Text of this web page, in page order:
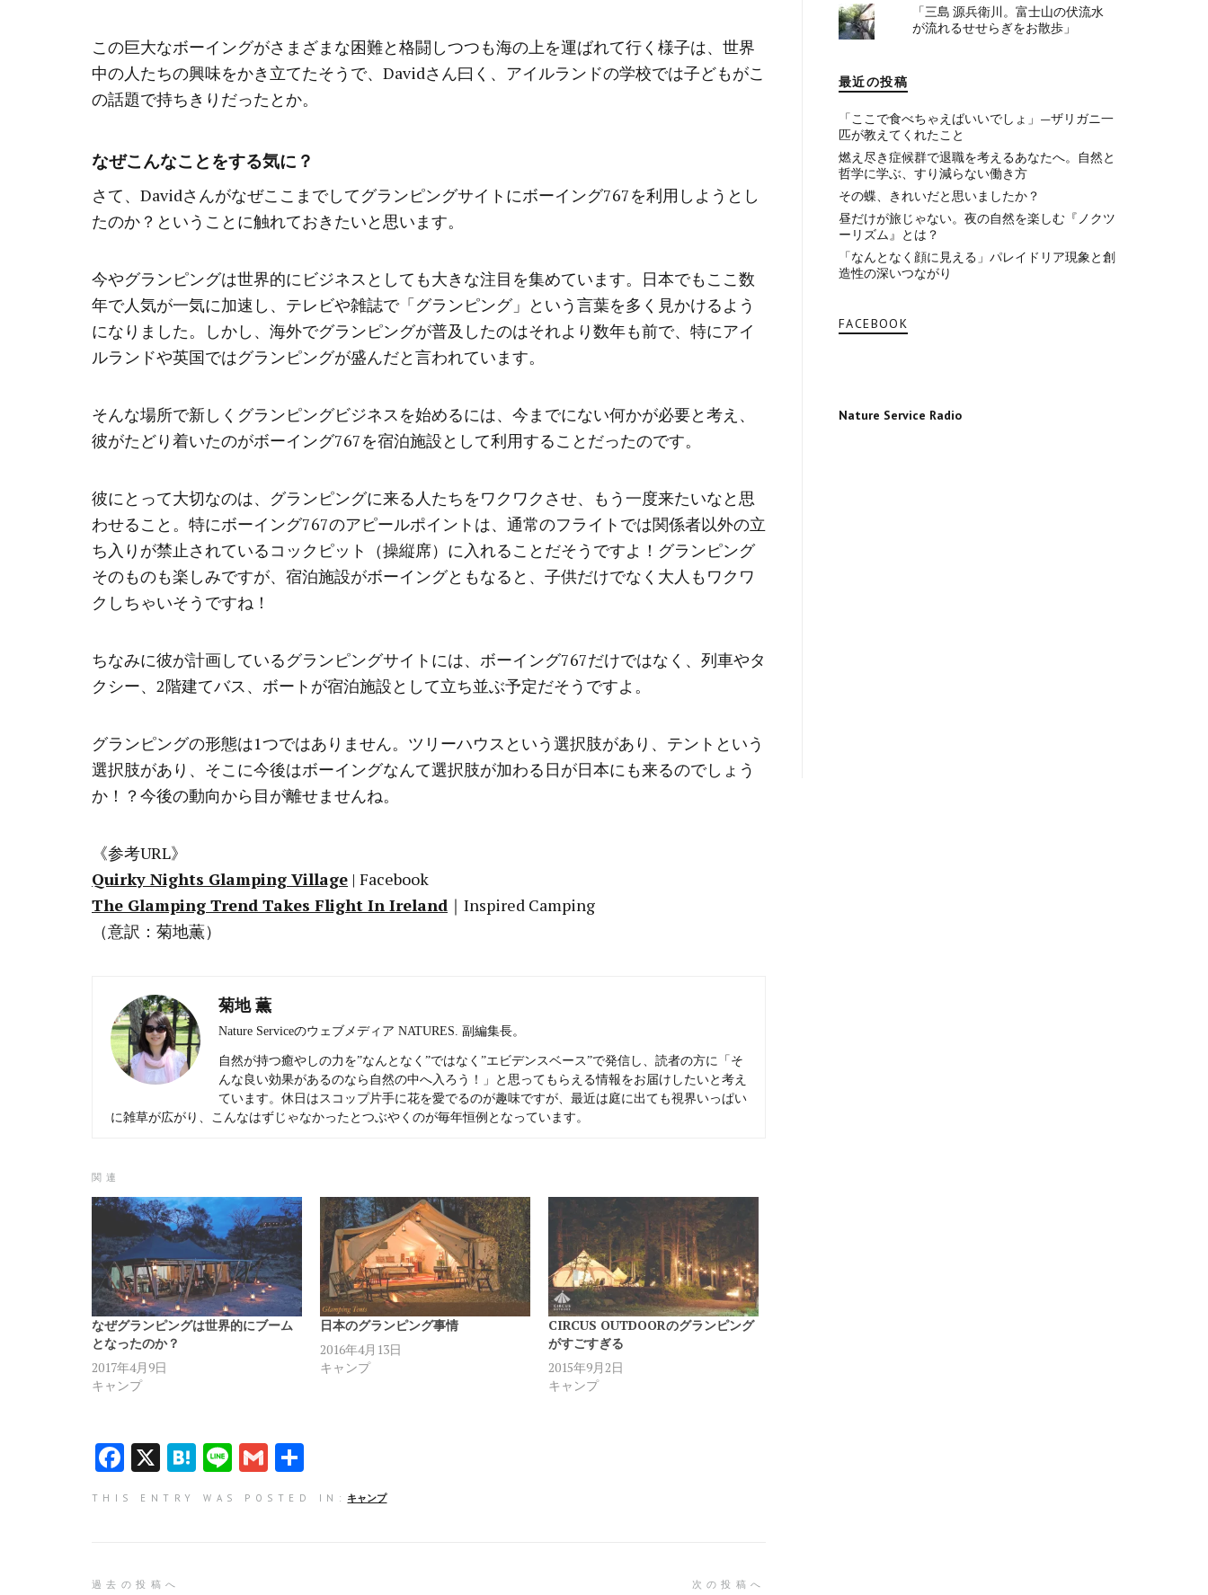
この巨大なボーイングがさまざまな困難と格闘しつつも海の上を運ばれて行く様子は、世界
中の人たちの興味をかき立てたそうで、Davidさん曰く、アイルランドの学校では子どもがこ
の話題で持ちきりだったとか。
なぜこんなことをする気に？
さて、Davidさんがなぜここまでしてグランピングサイトにボーイング767を利用しようとし
たのか？ということに触れておきたいと思います。
今やグランピングは世界的にビジネスとしても大きな注目を集めています。日本でもここ数
年で人気が一気に加速し、テレビや雑誌で「グランピング」という言葉を多く見かけるよう
になりました。しかし、海外でグランピングが普及したのはそれより数年も前で、特にアイ
ルランドや英国ではグランピングが盛んだと言われています。
そんな場所で新しくグランピングビジネスを始めるには、今までにない何かが必要と考え、
彼がたどり着いたのがボーイング767を宿泊施設として利用することだったのです。
彼にとって大切なのは、グランピングに来る人たちをワクワクさせ、もう一度来たいなと思
わせること。特にボーイング767のアピールポイントは、通常のフライトでは関係者以外の立
ち入りが禁止されているコックピット（操縦席）に入れることだそうですよ！グランピング
そのものも楽しみですが、宿泊施設がボーイングともなると、子供だけでなく大人もワクワ
クしちゃいそうですね！
ちなみに彼が計画しているグランピングサイトには、ボーイング767だけではなく、列車やタ
クシー、2階建てバス、ボートが宿泊施設として立ち並ぶ予定だそうですよ。
グランピングの形態は1つではありません。ツリーハウスという選択肢があり、テントという
選択肢があり、そこに今後はボーイングなんて選択肢が加わる日が日本にも来るのでしょう
か！？今後の動向から目が離せませんね。
《参考URL》
Quirky Nights Glamping Village | Facebook
The Glamping Trend Takes Flight In Ireland ｜Inspired Camping
（意訳：菊地薫）
菊地 薫
Nature Serviceのウェブメディア NATURES. 副編集長。
自然が持つ癒やしの力を”なんとなく”ではなく”エビデンスベース”で発信し、読者の方に「そ
んな良い効果があるのなら自然の中へ入ろう！」と思ってもらえる情報をお届けしたいと考え
ています。休日はスコップ片手に花を愛でるのが趣味ですが、最近は庭に出ても視界いっぱい
に雑草が広がり、こんなはずじゃなかったとつぶやくのが毎年恒例となっています。
関連
なぜグランピングは世界的にブーム
となったのか？
2017年4月9日
キャンプ
日本のグランピング事情
2016年4月13日
キャンプ
CIRCUS OUTDOORのグランピング
がすごすぎる
2015年9月2日
キャンプ
F
a
o
X H
at
Li
n
G
m 有
THIS ENTRY WAS POSTED IN: キャンプ
過去の投稿へ 次の投稿へ
「三島 源兵衛川。富士山の伏流水
が流れるせせらぎをお散歩」
最近の投稿
「ここで食べちゃえばいいでしょ」—ザリガニ一
匹が教えてくれたこと
燃え尽き症候群で退職を考えるあなたへ。自然と
哲学に学ぶ、すり減らない働き方
その蝶、きれいだと思いましたか？
昼だけが旅じゃない。夜の自然を楽しむ『ノクツ
ーリズム』とは？
「なんとなく顔に見える」パレイドリア現象と創
造性の深いつながり
FACEBOOK
Nature Service Radio